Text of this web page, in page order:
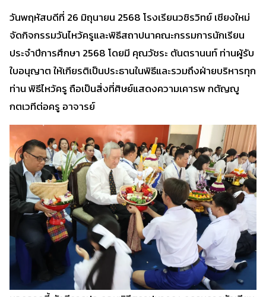
วันพฤหัสบดีที่ 26 มิถุนายน 2568 โรงเรียนวชิรวิทย์ เชียงใหม่
จัดกิจกรรมวันไหว้ครูและพิธีสถาปนาคณะกรรมการนักเรียน
ประจำปีการศึกษา 2568 โดยมี คุณวัชระ ตันตรานนท์ ท่านผู้รับ
ใบอนุญาต ให้เกียรติเป็นประธานในพิธีและรวมถึงฝ่ายบริหารทุก
ท่าน พิธีไหว้ครู ถือเป็นสิ่งที่ศิษย์แสดงความเคารพ กตัญญู
กตเวทีต่อครู อาจารย์